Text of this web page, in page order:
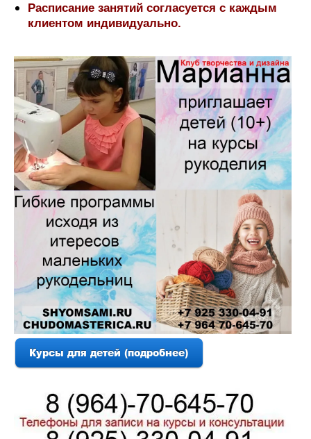
Расписание занятий согласуется с каждым
клиентом индивидуально.